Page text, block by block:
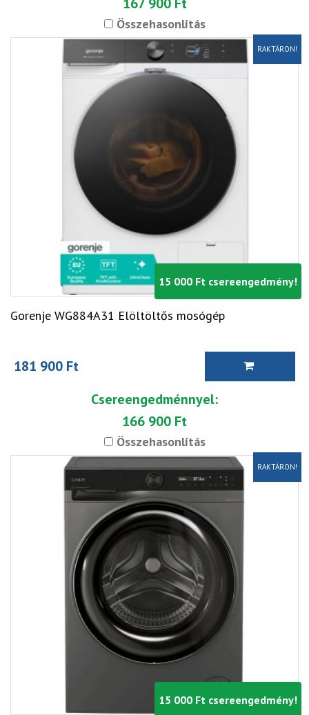
Összehasonlítás
15 000 Ft csereengedmény!
RAKTÁRON!
Gorenje WG884A31 Elöltöltős mosógép
181 900 Ft
Csereengedménnyel:
166 900 Ft
Összehasonlítás
15 000 Ft csereengedmény!
RAKTÁRON!